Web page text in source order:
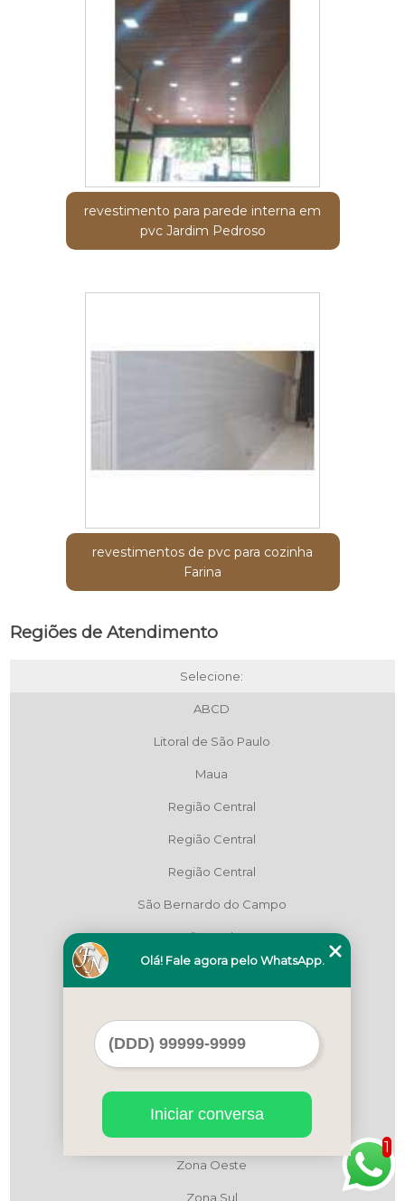
revestimento para parede interna em
pvc Jardim Pedroso
revestimentos de pvc para cozinha
Farina
Regiões de Atendimento
Selecione:
ABCD
Litoral de São Paulo
Maua
Região Central
Região Central
Região Central
São Bernardo do Campo
São Paulo
Zona Leste
Zona Leste
Zona Norte
Zona Oeste
Zona Sul
1
Olá! Fale agora pelo WhatsApp.
Iniciar conversa